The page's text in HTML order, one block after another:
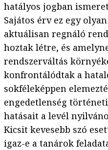
hatályos jogban
Sajátos érv ez egy
aktuálisan regnáló
hoztak létre, és
rendszerváltás
konfrontálódtak a
sokféleképpen
engedetlenség
hatásait a levél
Kicsit kevesebb szó
igaz-e a tanárok